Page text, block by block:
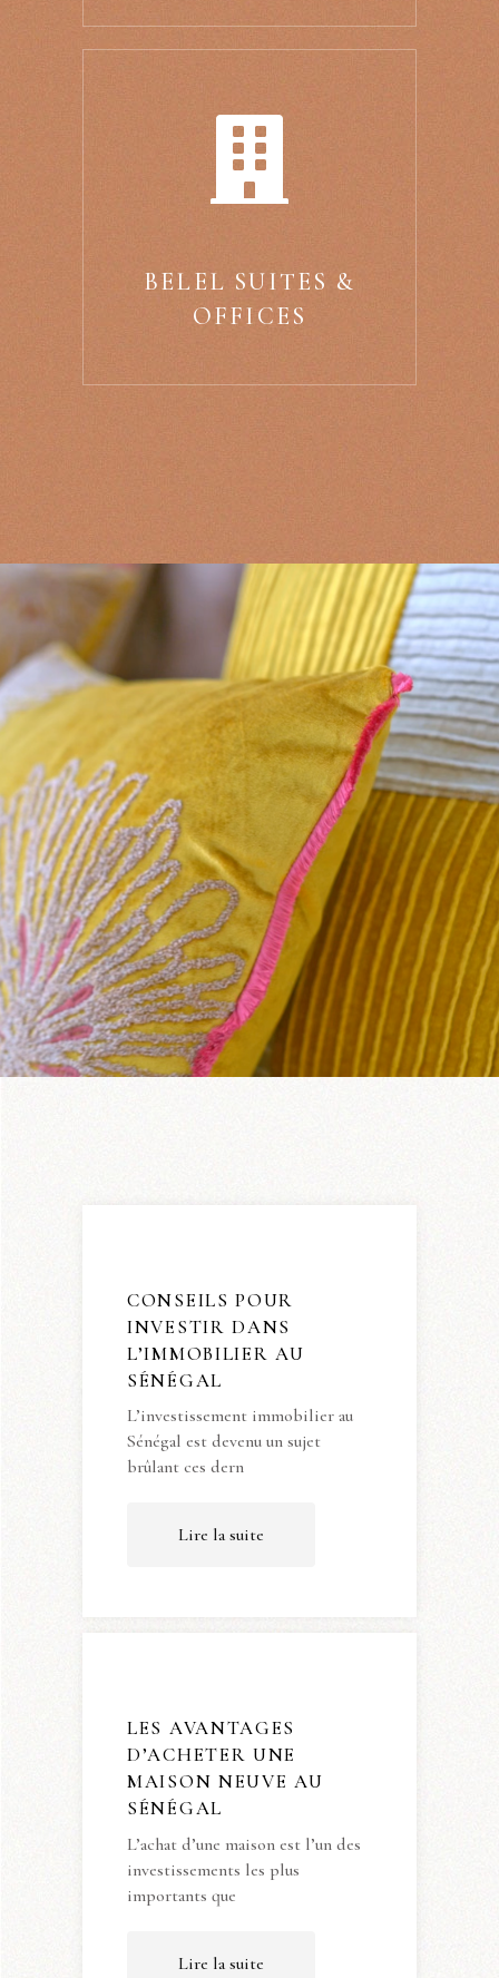
BELEL SUITES &
OFFICES
CONSEILS POUR
INVESTIR DANS
L’IMMOBILIER AU
SÉNÉGAL
L’investissement immobilier au
Sénégal est devenu un sujet
brûlant ces dern
Lire la suite
LES AVANTAGES
D’ACHETER UNE
MAISON NEUVE AU
SÉNÉGAL
L’achat d’une maison est l’un des
investissements les plus
importants que
Lire la suite